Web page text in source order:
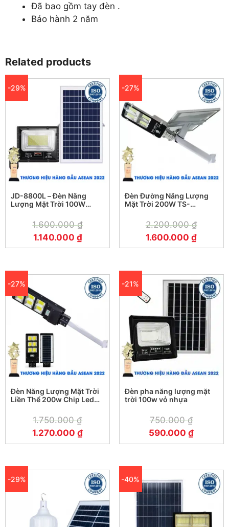
Đã bao gồm tay đèn .
Bảo hành 2 năm
Related products
-29%
JD-8800L – Đèn Năng
Lượng Mặt Trời 100W
1.600.000₫
1.140.000 ₫
-27%
Đèn Đường Năng Lượng
Mặt Trời 200W TS-
2.200.000₫
1.600.000₫
-27%
Đèn Năng Lượng Mặt Trời
Liền Thể 200w Chip Led
1.750.000₫
1.270.000₫
-21%
Đèn pha năng lượng mặt
trời 100w vỏ nhựa
750.000₫
590.000₫
-29% -40%